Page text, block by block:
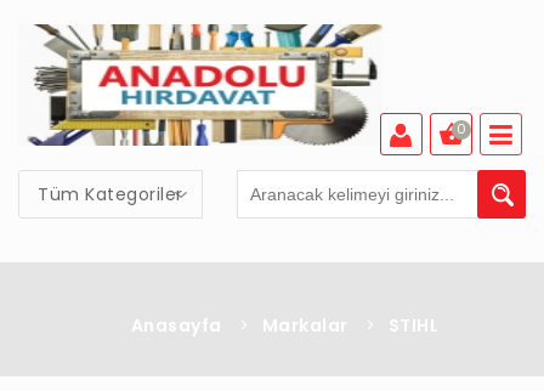
Tüm Kategoriler
0
Anasayfa > Markalar > STIHL